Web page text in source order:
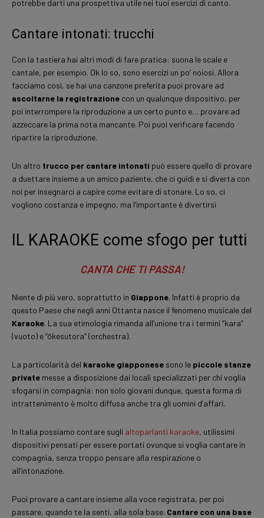
potrebbe darti una prospettiva utile nei tuoi esercizi di canto.
Cantare intonati: trucchi
Con la tastiera hai altri modi di fare pratica: suona le scale e
cantale, per esempio. Ok lo so, sono esercizi un po’ noiosi. Allora
facciamo così, se hai una canzone preferita puoi provare ad
ascoltarne la registrazione con un qualunque dispositivo, per
poi interrompere la riproduzione a un certo punto e… provare ad
azzeccare la prima nota mancante. Poi puoi verificare facendo
ripartire la riproduzione.
Un altro trucco per cantare intonati può essere quello di provare
a duettare insieme a un amico paziente, che ci guidi e si diverta con
noi per insegnarci a capire come evitare di stonare. Lo so, ci
vogliono costanza e impegno, ma l’importante è divertirsi
IL KARAOKE come sfogo per tutti
CANTA CHE TI PASSA!
Niente di più vero, soprattutto in Giappone. Infatti è proprio da
questo Paese che negli anni Ottanta nasce il fenomeno musicale del
Karaoke. La sua etimologia rimanda all’unione tra i termini “kara”
(vuoto) e “ōkesutora” (orchestra).
La particolarità del karaoke giapponese sono le piccole stanze
private messe a disposizione dai locali specializzati per chi voglia
sfogarsi in compagnia: non solo giovani dunque, questa forma di
intrattenimento è molto diffusa anche tra gli uomini d’affari.
In Italia possiamo contare sugli altoparlanti karaoke, utilissimi
dispositivi pensati per essere portati ovunque si voglia cantare in
compagnia, senza troppo pensare alla respirazione o
all’intonazione.
Puoi provare a cantare insieme alla voce registrata, per poi
passare, quando te la senti, alla sola base. Cantare con una base